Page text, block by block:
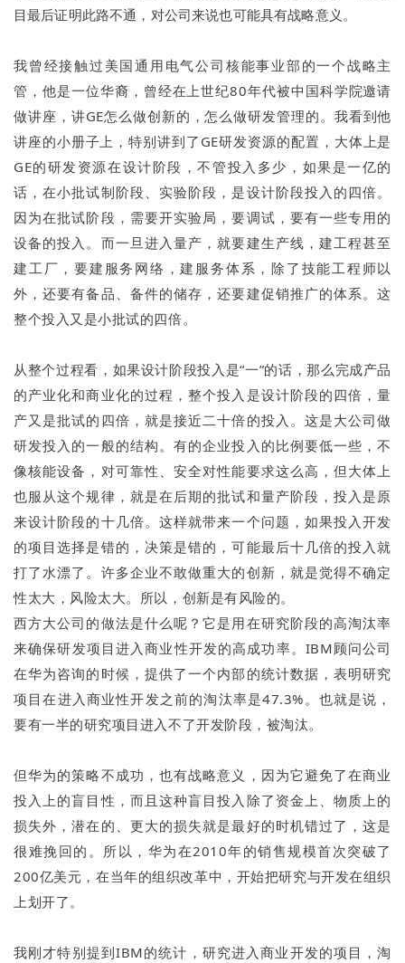
目最后证明此路不通，对公司来说也可能具有战略意义。
我曾经接触过美国通用电气公司核能事业部的一个战略主
管，他是一位华裔，曾经在上世纪80年代被中国科学院邀请
做讲座，讲GE怎么做创新的，怎么做研发管理的。我看到他
讲座的小册子上，特别讲到了GE研发资源的配置，大体上是
GE的研发资源在设计阶段，不管投入多少，如果是一亿的
话，在小批试制阶段、实验阶段，是设计阶段投入的四倍。
因为在批试阶段，需要开实验局，要调试，要有一些专用的
设备的投入。而一旦进入量产，就要建生产线，建工程甚至
建工厂，要建服务网络，建服务体系，除了技能工程师以
外，还要有备品、备件的储存，还要建促销推广的体系。这
整个投入又是小批试的四倍。
从整个过程看，如果设计阶段投入是“一”的话，那么完成产品
的产业化和商业化的过程，整个投入是设计阶段的四倍，量
产又是批试的四倍，就是接近二十倍的投入。这是大公司做
研发投入的一般的结构。有的企业投入的比例要低一些，不
像核能设备，对可靠性、安全对性能要求这么高，但大体上
也服从这个规律，就是在后期的批试和量产阶段，投入是原
来设计阶段的十几倍。这样就带来一个问题，如果投入开发
的项目选择是错的，决策是错的，可能最后十几倍的投入就
打了水漂了。许多企业不敢做重大的创新，就是觉得不确定
性太大，风险太大。所以，创新是有风险的。
西方大公司的做法是什么呢？它是用在研究阶段的高淘汰率
来确保研发项目进入商业性开发的高成功率。IBM顾问公司
在华为咨询的时候，提供了一个内部的统计数据，表明研究
项目在进入商业性开发之前的淘汰率是47.3%。也就是说，
要有一半的研究项目进入不了开发阶段，被淘汰。
但华为的策略不成功，也有战略意义，因为它避免了在商业
投入上的盲目性，而且这种盲目投入除了资金上、物质上的
损失外，潜在的、更大的损失就是最好的时机错过了，这是
很难挽回的。所以，华为在2010年的销售规模首次突破了
200亿美元，在当年的组织改革中，开始把研究与开发在组织
上划开了。
我刚才特别提到IBM的统计，研究进入商业开发的项目，淘